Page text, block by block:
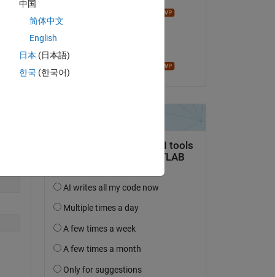
le 12 Avr 2021
Acceptée :
中国
简体中文
English
日本 (日本語)
한국 (한국어)